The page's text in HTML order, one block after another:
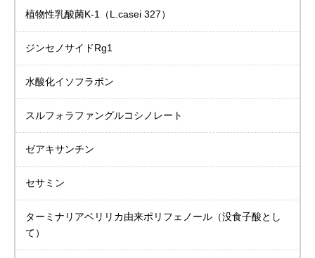
植物性乳酸菌K-1 （L.casei 327）
ジンセノサイドRg1
水酸化イソフラボン
スルフォラファングルコシノレート
ゼアキサンチン
セサミン
ターミナリアベリリカ由来ポリフェノール （没食子酸とし
て）